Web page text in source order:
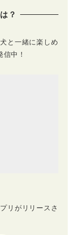
？
と一緒に楽しめ
中！
リがリリースさ